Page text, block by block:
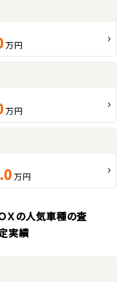
万円
万円
万円
Ｘの人気車種の査
実績